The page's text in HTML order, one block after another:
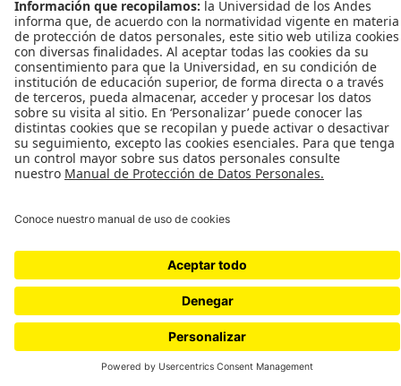
TÉRMINOS Y CONDICIONES
Universidad de los Andes | Vigilada MinEducación
Reconocimiento como Universidad: Decreto 1297 del 30 de mayo de 1964.